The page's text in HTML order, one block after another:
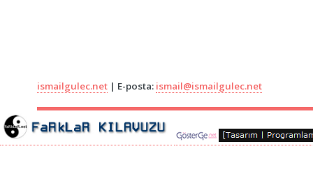
ismailgulec.net | E-posta: ismail@ismailgulec.net